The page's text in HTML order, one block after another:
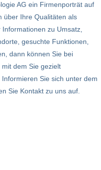
AG ein Firmenporträt auf
über Ihre Qualitäten als
zu Umsatz,
gesuchte Funktionen,
dann können Sie bei
dem Sie gezielt
Sie sich unter dem
Sie Kontakt zu uns auf.